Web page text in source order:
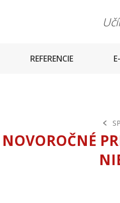
REFERENCIE
NOVOROČNÉ